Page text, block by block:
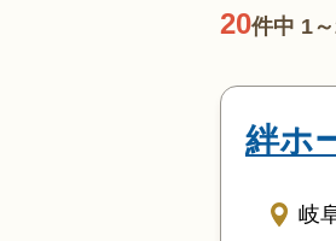
20件中 1
絆ホ
岐